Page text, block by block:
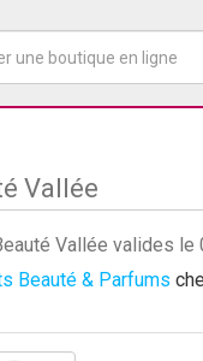
Vallée
Vallée valides
Beauté & Parfums